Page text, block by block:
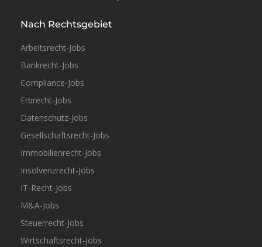
Nach Rechtsgebiet
Arbeitsrecht-Jobs
Bankrecht-Jobs
Compliance-Jobs
Erbrecht-Jobs
Datenschutz-Jobs
Gesellschaftsrecht-Jobs
Immobilienrecht-Jobs
Insolvenzrecht-Jobs
IT-Recht-Jobs
M&A-Jobs
Steuerrecht-Jobs
Wirtschaftsrecht-Jobs